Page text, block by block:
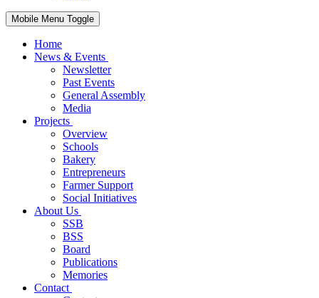
Mobile Menu Toggle
Home
News & Events
Newsletter
Past Events
General Assembly
Media
Projects
Overview
Schools
Bakery
Entrepreneurs
Farmer Support
Social Initiatives
About Us
SSB
BSS
Board
Publications
Memories
Contact